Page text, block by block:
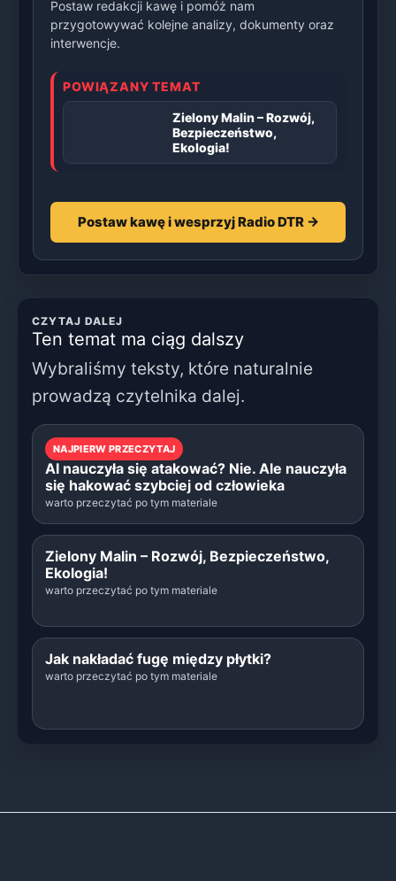
Postaw redakcji kawę i pomóż nam
przygotowywać kolejne analizy, dokumenty oraz
interwencje.
POWIĄZANY TEMAT
Zielony Malin – Rozwój,
Bezpieczeństwo,
Ekologia!
Postaw kawę i wesprzyj Radio DTR →
CZYTAJ DALEJ
Ten temat ma ciąg dalszy
Wybraliśmy teksty, które naturalnie
prowadzą czytelnika dalej.
NAJPIERW PRZECZYTAJ
AI nauczyła się atakować? Nie. Ale nauczyła
się hakować szybciej od człowieka
warto przeczytać po tym materiale
Zielony Malin – Rozwój, Bezpieczeństwo,
Ekologia!
warto przeczytać po tym materiale
Jak nakładać fugę między płytki?
warto przeczytać po tym materiale